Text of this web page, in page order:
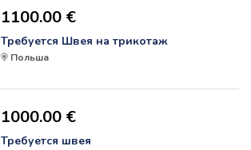
1100.00 €
Требуется Швея на трикотаж
Польша
1000.00 €
Требуется швея